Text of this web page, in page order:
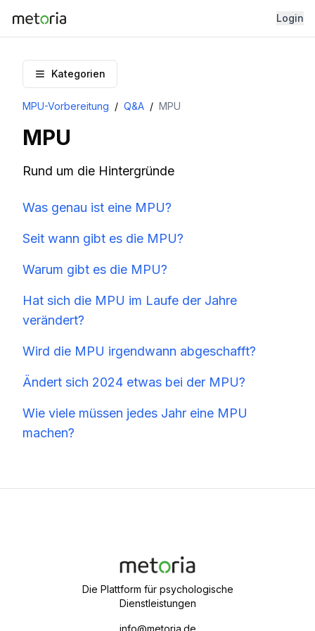
Login
Kategorien
MPU-Vorbereitung / Q&A / MPU
MPU
Rund um die Hintergründe
Was genau ist eine MPU?
Seit wann gibt es die MPU?
Warum gibt es die MPU?
Hat sich die MPU im Laufe der Jahre
verändert?
Wird die MPU irgendwann abgeschafft?
Ändert sich 2024 etwas bei der MPU?
Wie viele müssen jedes Jahr eine MPU
machen?
Die Plattform für psychologische
Dienstleistungen
info@metoria.de